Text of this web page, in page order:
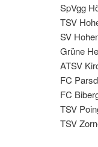
SpVgg
TSV
SV
Grüne
ATSV
FC
FC
TSV
TSV